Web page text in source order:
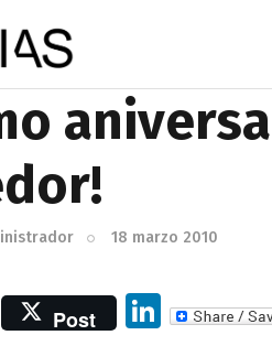
18 marzo 2010
Post
Li